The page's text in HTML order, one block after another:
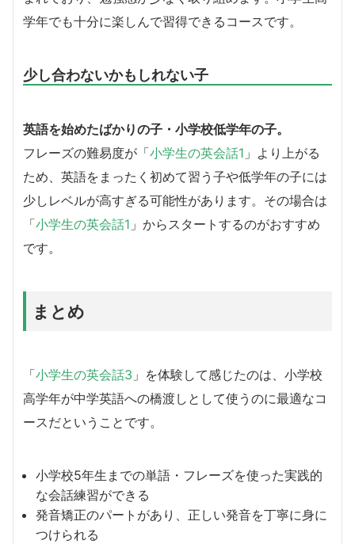
学年でも十分に楽しんで習得できるコースです。
少し合わないかもしれない子
英語を始めたばかりの子・小学校低学年の子。
フレーズの難易度が「小学生の英会話1 」より上がる
ため、英語をまったく初めて習う子や低学年の子には
少しレベルが高すぎる可能性があります。その場合は
「小学生の英会話1 」からスタートするのがおすすめ
です。
まとめ
「小学生の英会話3 」を体験して感じたのは、小学校
高学年が中学英語への橋渡しとして使うのに最適なコ
ースだということです。
小学校5年生までの単語・フレーズを使った実践的
な会話練習ができる
発音矯正のパートがあり、正しい発音を丁寧に身に
つけられる